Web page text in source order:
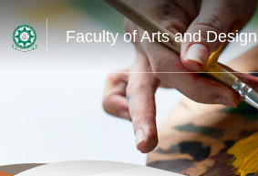
Faculty of Arts and Design